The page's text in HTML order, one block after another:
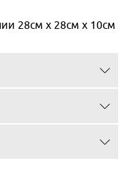
28см х 28см х 10см